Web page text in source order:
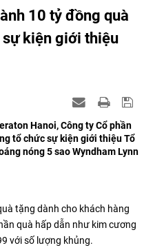
10 tỷ đồng quà
kiện giới thiệu
Hanoi, Công ty Cổ phần
tổ chức sự kiện giới thiệu Tổ
nóng 5 sao Wyndham Lynn
tặng dành cho khách hàng
quà hấp dẫn như kim cương
với số lượng khủng.